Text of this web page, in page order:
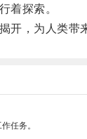
着探索。
，为人类带
任务。